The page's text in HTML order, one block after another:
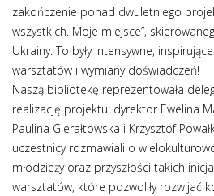
zakończenie ponad dwuletniego
wszystkich. Moje miejsce”,
Ukrainy. To były intensywne,
warsztatów i wymiany doświadczeń!
Naszą bibliotekę reprezentowała
realizację projektu: dyrektor Ewelina
Paulina Gierałtowska i Krzysztof
uczestnicy rozmawiali o
młodzieży oraz przyszłości takich
warsztatów, które pozwoliły rozwijać